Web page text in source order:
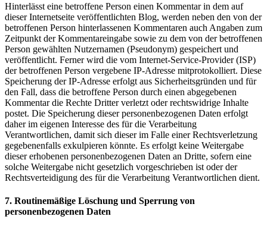
Hinterlässt eine betroffene Person einen Kommentar in dem auf
dieser Internetseite veröffentlichten Blog, werden neben den von der
betroffenen Person hinterlassenen Kommentaren auch Angaben zum
Zeitpunkt der Kommentareingabe sowie zu dem von der betroffenen
Person gewählten Nutzernamen (Pseudonym) gespeichert und
veröffentlicht. Ferner wird die vom Internet-Service-Provider (ISP)
der betroffenen Person vergebene IP-Adresse mitprotokolliert. Diese
Speicherung der IP-Adresse erfolgt aus Sicherheitsgründen und für
den Fall, dass die betroffene Person durch einen abgegebenen
Kommentar die Rechte Dritter verletzt oder rechtswidrige Inhalte
postet. Die Speicherung dieser personenbezogenen Daten erfolgt
daher im eigenen Interesse des für die Verarbeitung
Verantwortlichen, damit sich dieser im Falle einer Rechtsverletzung
gegebenenfalls exkulpieren könnte. Es erfolgt keine Weitergabe
dieser erhobenen personenbezogenen Daten an Dritte, sofern eine
solche Weitergabe nicht gesetzlich vorgeschrieben ist oder der
Rechtsverteidigung des für die Verarbeitung Verantwortlichen dient.
7. Routinemäßige Löschung und Sperrung von
personenbezogenen Daten